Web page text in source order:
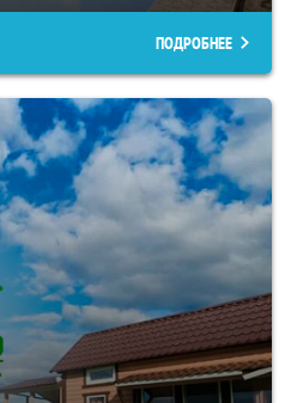
ПОДРОБНЕЕ